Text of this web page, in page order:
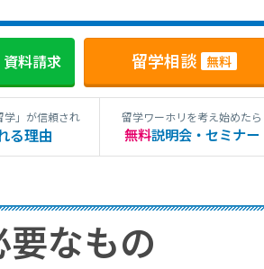
料請求 留学相談 無料
学」が信頼され
る理由
留学ワーホリを考え始めたら
無料説明会・セミナー
なもの